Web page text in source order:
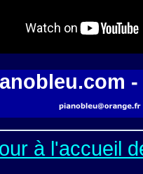
-
à l'accueil